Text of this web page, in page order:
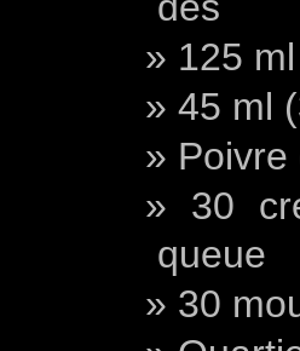
125
45 ml
30
queue
30